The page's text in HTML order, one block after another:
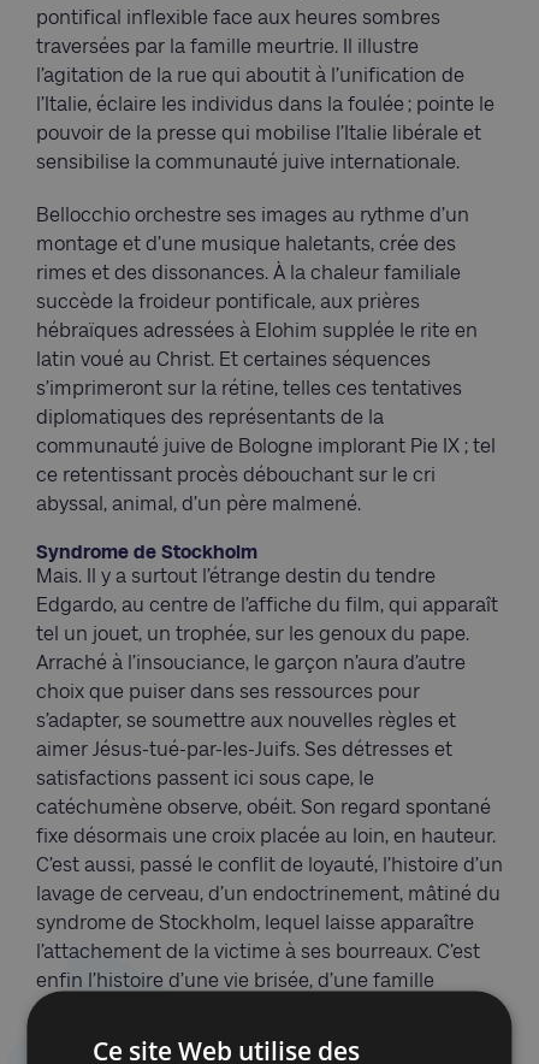
pontifical inflexible face aux heures sombres
traversées par la famille meurtrie. Il illustre
l’agitation de la rue qui aboutit à l’unification de
l’Italie, éclaire les individus dans la foulée ; pointe le
pouvoir de la presse qui mobilise l’Italie libérale et
sensibilise la communauté juive internationale.
Bellocchio orchestre ses images au rythme d’un
montage et d’une musique haletants, crée des
rimes et des dissonances. À la chaleur familiale
succède la froideur pontificale, aux prières
hébraïques adressées à Elohim supplée le rite en
latin voué au Christ. Et certaines séquences
s’imprimeront sur la rétine, telles ces tentatives
diplomatiques des représentants de la
communauté juive de Bologne implorant Pie IX ; tel
ce retentissant procès débouchant sur le cri
abyssal, animal, d’un père malmené.
Syndrome de Stockholm
Mais. Il y a surtout l’étrange destin du tendre
Edgardo, au centre de l’affiche du film, qui apparaît
tel un jouet, un trophée, sur les genoux du pape.
Arraché à l’insouciance, le garçon n’aura d’autre
choix que puiser dans ses ressources pour
s’adapter, se soumettre aux nouvelles règles et
aimer Jésus-tué-par-les-Juifs. Ses détresses et
satisfactions passent ici sous cape, le
catéchumène observe, obéit. Son regard spontané
fixe désormais une croix placée au loin, en hauteur.
C’est aussi, passé le conflit de loyauté, l’histoire d’un
lavage de cerveau, d’un endoctrinement, mâtiné du
syndrome de Stockholm, lequel laisse apparaître
l’attachement de la victime à ses bourreaux. C’est
enfin l’histoire d’une vie brisée, d’une famille
mutilée, d’une communauté abusée.
Ce site Web utilise des